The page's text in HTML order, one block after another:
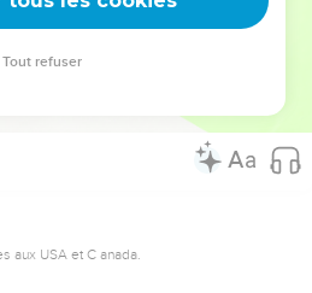
mère.
1999 by Biblica, Inc.® Used by permission.
aux USA et C anada.
Tout refuser